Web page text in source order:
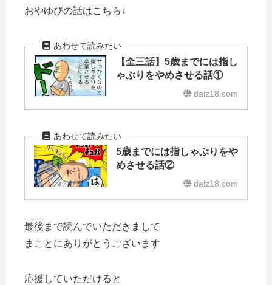
おやゆびの話はこちら↓
【全三話】5歳までには指し
ゃぶりをやめさせる話①
daiz18.com
5歳までには指しゃぶりをや
めさせる話②
daiz18.com
最後まで読んでいただきまして
まことにありがとうございます
応援していただけると